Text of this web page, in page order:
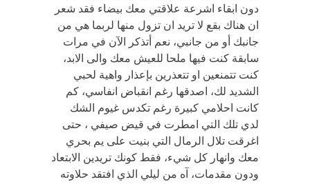
دون ابقاء اشرعة علاقتي معك بيضاء فقد شعر
ان هناك بقع لا تريد ان تزول منها لربما هي من
جانبك أو من جانبي، نعم أتذكر الآن في مرات
سابقة كنت فيها ملحا للعيش معك والى الابد،
كنت تتمنعين او تتعذرين بإعذار واهية لحبي
الشديد لك، اصدقها رغم انقباض انفاسي، كم
كانت احلامي كبيرة رغم تكدس غيوم الشك
لدي تلك التي امطرت في قيض صيفي ، حتى
اغرقت تلال الرمال التي بنيت على يم بحري
معك وانهار كل شيء، فقط كونك تريدين الابتعاد
ودون مقدمات، آه من ليلي الذي افتقد حلاوته